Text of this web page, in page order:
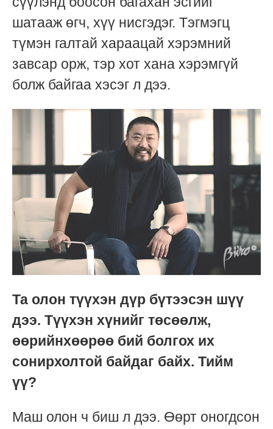
шатааж өгч, хүү нисгэдэг. Тэгмэгц
түмэн галтай хараацай хэрэмний
завсар орж, тэр хот хана хэрэмгүй
болж байгаа хэсэг л дээ.
Та олон түүхэн дүр бүтээсэн шүү
дээ. Түүхэн хүнийг төсөөлж,
өөрийнхөөрөө бий болгох их
сонирхолтой байдаг байх. Тийм
үү?
Маш олон ч биш л дээ. Өөрт оногдсон